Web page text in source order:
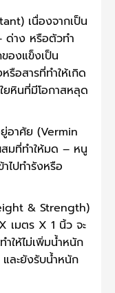
เนื่องจากเป็น
ด่าง หรือตัวทำ
องแข็งเป็น
รือสารที่ทำให้เกิด
ยหินที่มีโอกาสหลุด
อาศัย (Vermin
มที่ทำให้มด – หนู
ไปทำรังหรือ
& Strength)
เมตร X 1 นิ้ว จะ
ให้ไม่เพิ่มน้ำหนัก
ละยังรับน้ำหนัก